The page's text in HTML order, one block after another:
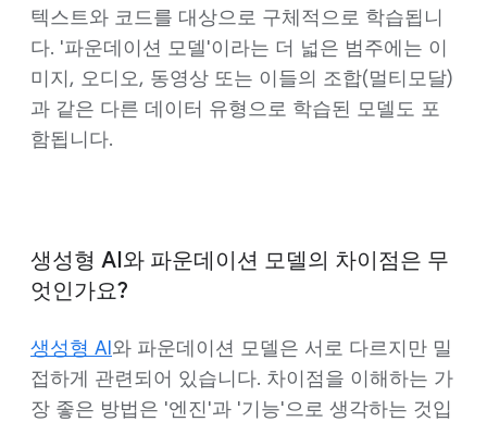
텍스트와 코드를 대상으로 구체적으로 학습됩니
다. '파운데이션 모델'이라는 더 넓은 범주에는 이
미지, 오디오, 동영상 또는 이들의 조합(멀티모달)
과 같은 다른 데이터 유형으로 학습된 모델도 포
함됩니다.
생성형 AI와 파운데이션 모델의 차이점은 무
엇인가요?
생성형 AI와 파운데이션 모델은 서로 다르지만 밀
접하게 관련되어 있습니다. 차이점을 이해하는 가
장 좋은 방법은 '엔진'과 '기능'으로 생각하는 것입